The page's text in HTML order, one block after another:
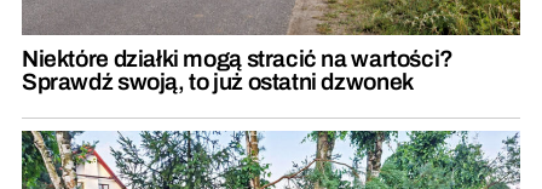
Niektóre działki mogą stracić na wartości?
Sprawdź swoją, to już ostatni dzwonek